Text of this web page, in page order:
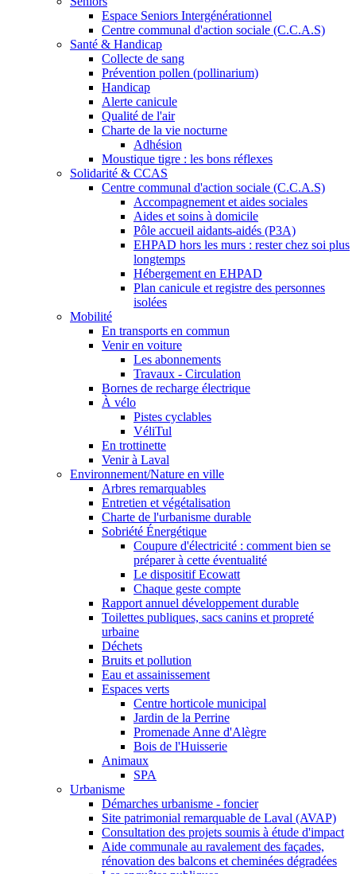
Espace Seniors Intergénérationnel
Centre communal d'action sociale (C.C.A.S)
Santé & Handicap
Collecte de sang
Prévention pollen (pollinarium)
Handicap
Alerte canicule
Qualité de l'air
Charte de la vie nocturne
Adhésion
Moustique tigre : les bons réflexes
Solidarité & CCAS
Centre communal d'action sociale (C.C.A.S)
Accompagnement et aides sociales
Aides et soins à domicile
Pôle accueil aidants-aidés (P3A)
EHPAD hors les murs : rester chez soi plus
longtemps
Hébergement en EHPAD
Plan canicule et registre des personnes
isolées
Mobilité
En transports en commun
Venir en voiture
Les abonnements
Travaux - Circulation
Bornes de recharge électrique
À vélo
Pistes cyclables
VéliTul
En trottinette
Venir à Laval
Environnement/Nature en ville
Arbres remarquables
Entretien et végétalisation
Charte de l'urbanisme durable
Sobriété Énergétique
Coupure d'électricité : comment bien se
préparer à cette éventualité
Le dispositif Ecowatt
Chaque geste compte
Rapport annuel développement durable
Toilettes publiques, sacs canins et propreté
urbaine
Déchets
Bruits et pollution
Eau et assainissement
Espaces verts
Centre horticole municipal
Jardin de la Perrine
Promenade Anne d'Alègre
Bois de l'Huisserie
Animaux
SPA
Urbanisme
Démarches urbanisme - foncier
Site patrimonial remarquable de Laval (AVAP)
Consultation des projets soumis à étude d'impact
Aide communale au ravalement des façades,
rénovation des balcons et cheminées dégradées